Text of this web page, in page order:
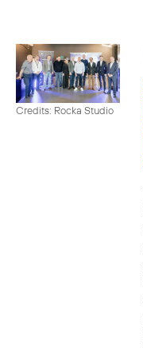
Credits: Rocka Studio